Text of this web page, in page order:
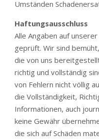
Umständen
Haftungsausschluss
Alle Angaben auf
geprüft. Wir sind
die von uns
richtig und vollständig
von Fehlern nicht völlig
die Vollständigkeit,
Informationen, auch
keine Gewähr
die sich auf Schäden